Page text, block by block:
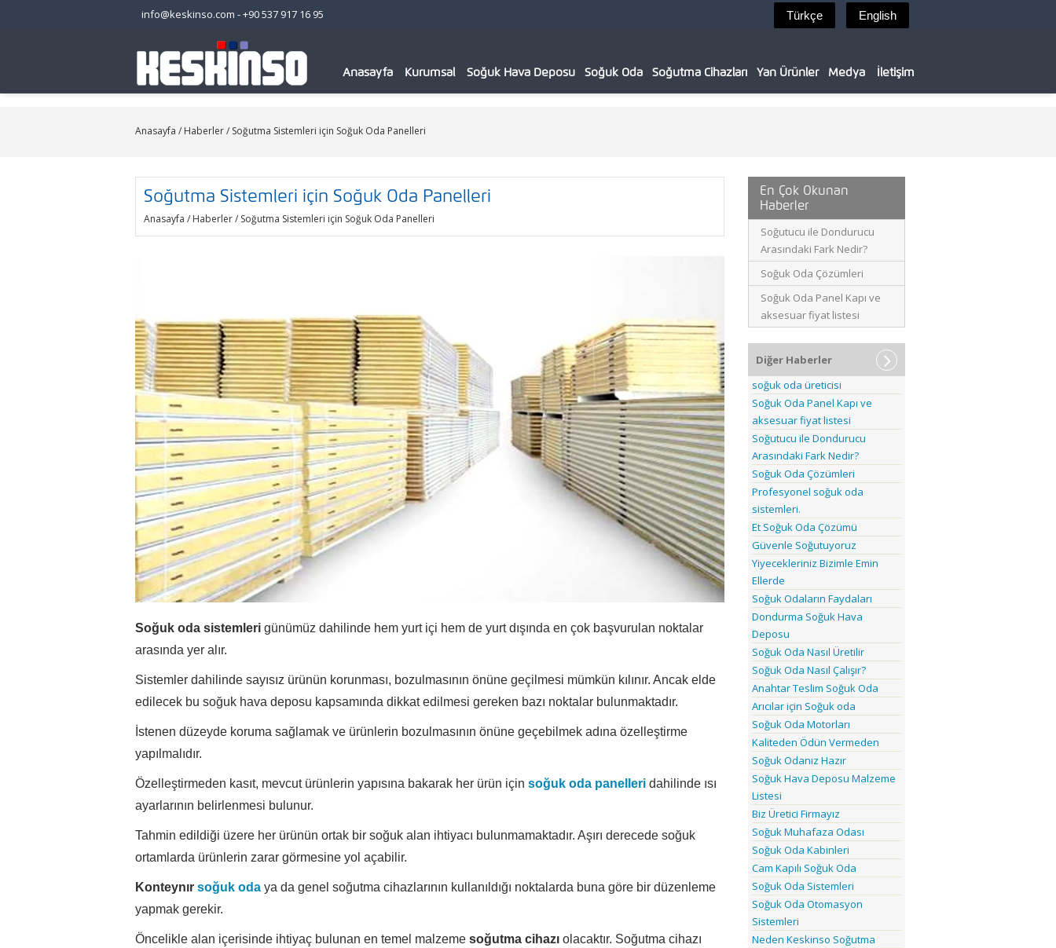
info@keskinso.com -+90 537 917 16 95
Anasayfa Kurumsal Soğuk Hava Deposu Soğuk Oda Soğutma Cihazları Yan Ürünler Medya İletişim
Anasayfa / Haberler/ Soğutma Sistemleri için Soğuk Oda Panelleri
Soğutma Sistemleri için Soğuk Oda Panelleri
Anasayfa / Haberler/ Soğutma Sistemleri için Soğuk Oda Panelleri
Soğuk oda sistemleri günümüz dahilinde hem yurt içi hem de yurt dışında en çok başvurulan noktalar
arasında yer alır.
Sistemler dahilinde sayısız ürünün korunması, bozulmasının önüne geçilmesi mümkün kılınır. Ancak elde
edilecek bu soğuk hava deposu kapsamında dikkat edilmesi gereken bazı noktalar bulunmaktadır.
İstenen düzeyde koruma sağlamak ve ürünlerin bozulmasının önüne geçebilmek adına özelleştirme
yapılmalıdır.
Özelleştirmeden kasıt, mevcut ürünlerin yapısına bakarak her ürün için soğuk oda panelleri dahilinde ısı
ayarlarının belirlenmesi bulunur.
Tahmin edildiği üzere her ürünün ortak bir soğuk alan ihtiyacı bulunmamaktadır. Aşırı derecede soğuk
ortamlarda ürünlerin zarar görmesine yol açabilir.
Konteynır soğuk oda ya da genel soğutma cihazlarının kullanıldığı noktalarda buna göre bir düzenleme
yapmak gerekir.
Öncelikle alan içerisinde ihtiyaç bulunan en temel malzeme soğutma cihazı olacaktır. Soğutma cihazı
En Çok Okunan
Haberler
Soğutucu ile Dondurucu
Arasındaki Fark Nedir?
Soğuk Oda Çözümleri
Soğuk Oda Panel Kapı ve
aksesuar fiyat listesi
Diğer Haberler
soğuk oda üreticisi
Soğuk Oda Panel Kapı ve
aksesuar fiyat listesi
Soğutucu ile Dondurucu
Arasındaki Fark Nedir?
Soğuk Oda Çözümleri
Profesyonel soğuk oda
sistemleri.
Et Soğuk Oda Çözümü
Güvenle Soğutuyoruz
Yiyecekleriniz Bizimle Emin
Ellerde
Soğuk Odaların Faydaları
Dondurma Soğuk Hava
Deposu
Soğuk Oda Nasıl Üretilir
Soğuk Oda Nasıl Çalışır?
Anahtar Teslim Soğuk Oda
Arıcılar için Soğuk oda
Soğuk Oda Motorları
Kaliteden Ödün Vermeden
Soğuk Odanız Hazır
Soğuk Hava Deposu Malzeme
Listesi
Biz Üretici Firmayız
Soğuk Muhafaza Odası
Soğuk Oda Kabinleri
Cam Kapılı Soğuk Oda
Soğuk Oda Sistemleri
Soğuk Oda Otomasyon
Sistemleri
Neden Keskinso Soğutma